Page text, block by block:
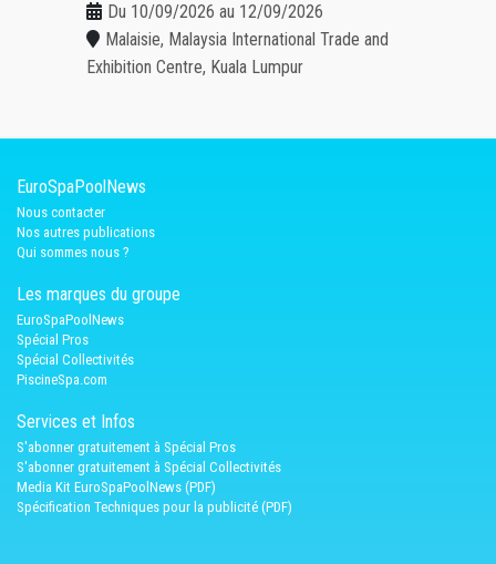
Du 10/09/2026 au 12/09/2026
Malaisie, Malaysia International Trade and
Exhibition Centre, Kuala Lumpur
EuroSpaPoolNews
Nous contacter
Nos autres publications
Qui sommes nous ?
Les marques du groupe
EuroSpaPoolNews
Spécial Pros
Spécial Collectivités
PiscineSpa.com
Services et Infos
S'abonner gratuitement à Spécial Pros
S'abonner gratuitement à Spécial Collectivités
Media Kit EuroSpaPoolNews (PDF)
Spécification Techniques pour la publicité (PDF)